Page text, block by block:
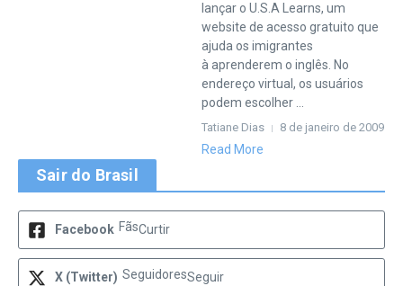
lançar o U.S.A Learns, um
website de acesso gratuito que
ajuda os imigrantes
à aprenderem o inglês. No
endereço virtual, os usuários
podem escolher ...
Tatiane Dias 8 de janeiro de 2009
Read More
Sair do Brasil
Facebook FãsCurtir
X (Twitter) SeguidoresSeguir